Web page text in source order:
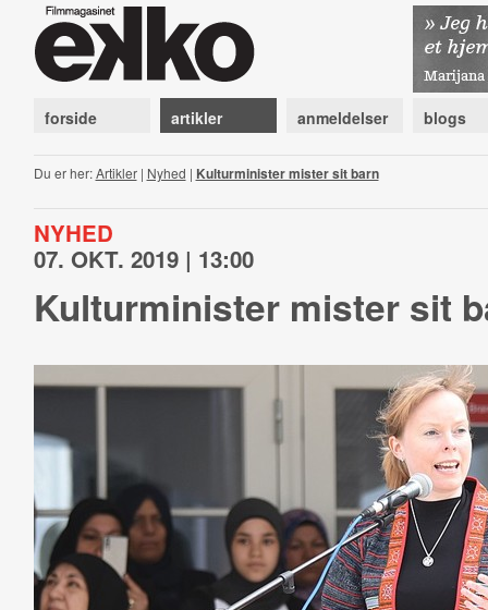
forside artikler anmeldelser blogs
Du er her:Artikler| Nyhed | Kulturminister mister sit barn
NYHED
07. OKT. 2019 | 13:00
Kulturminister mister sit